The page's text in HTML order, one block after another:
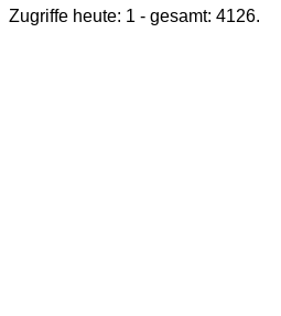
Zugriffe heute: 1 - gesamt: 4126.